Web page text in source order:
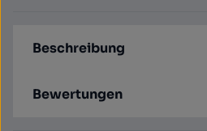
Beschreibung
Bewertungen